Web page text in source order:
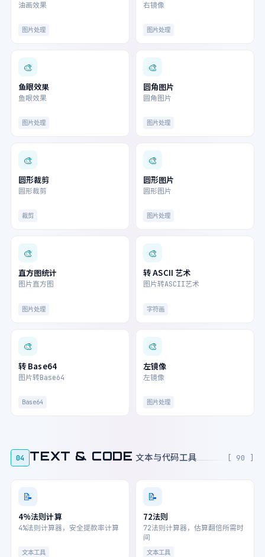
油画效果
图片处理
右镜像
图片处理
🎨
鱼眼效果
鱼眼效果
图片处理
🎨
圆角图片
圆角图片
图片处理
🎨
圆形裁剪
圆形裁剪
裁剪
🎨
圆形图片
圆形图片
图片处理
🎨
直方图统计
图片直方图
图片处理
🎨
转 ASCII 艺术
图片转ASCII艺术
字符画
🎨
转 Base64
图片转Base64
Base64
🎨
左镜像
左镜像
图片处理
04 TEXT & CODE 文本与代码工具 [ 90 ]
📝
4%法则计算
4%法则计算器，安全提款率计算
文本工具
📝
72法则
72法则计算器，估算翻倍所需时
间
文本工具